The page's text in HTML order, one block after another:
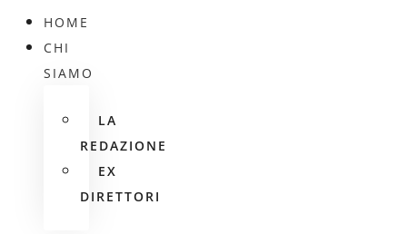
HOME
CHI
SIAMO
LA
REDAZIONE
EX
DIRETTORI